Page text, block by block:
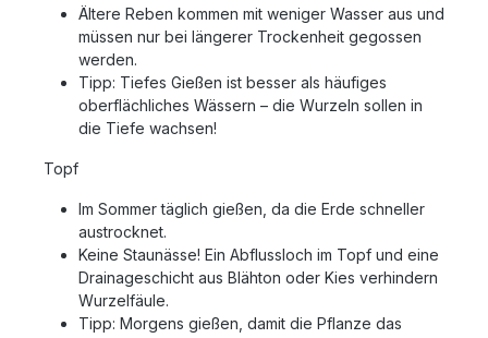
Ältere Reben kommen mit weniger Wasser aus und
müssen nur bei längerer Trockenheit gegossen
werden.
Tipp: Tiefes Gießen ist besser als häufiges
oberflächliches Wässern – die Wurzeln sollen in
die Tiefe wachsen!
Topf
Im Sommer täglich gießen, da die Erde schneller
austrocknet.
Keine Staunässe! Ein Abflussloch im Topf und eine
Drainageschicht aus Blähton oder Kies verhindern
Wurzelfäule.
Tipp: Morgens gießen, damit die Pflanze das